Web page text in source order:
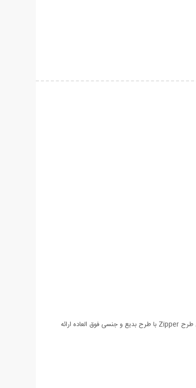
امروزه جوانان و نوجوانان به دنبال طرح های جدید لباس هستند. طرح هایی که علاوه بر جذابیت راحتی و کارایی را نیز در بر داشته باشند. تی شرت مردانه ارتشی طرح Zipper با طرح بدیع و جنسی فوق العاده ارائه